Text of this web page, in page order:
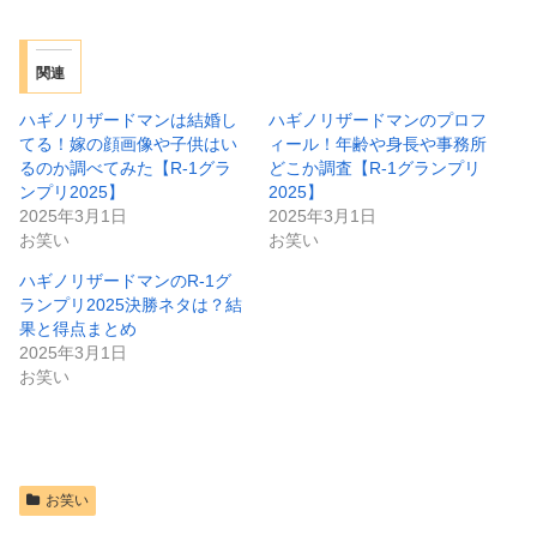
関連
ハギノリザードマンは結婚し
てる！嫁の顔画像や子供はい
るのか調べてみた【R-1グラ
ンプリ2025】
2025年3月1日
お笑い
ハギノリザードマンのプロフ
ィール！年齢や身長や事務所
どこか調査【R-1グランプリ
2025】
2025年3月1日
お笑い
ハギノリザードマンのR-1グ
ランプリ2025決勝ネタは？結
果と得点まとめ
2025年3月1日
お笑い
お笑い